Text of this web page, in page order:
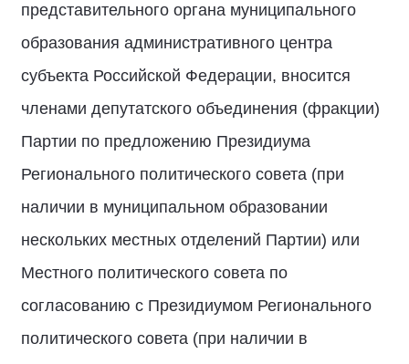
представительного органа муниципального
образования административного центра
субъекта Российской Федерации, вносится
членами депутатского объединения (фракции)
Партии по предложению Президиума
Регионального политического совета (при
наличии в муниципальном образовании
нескольких местных отделений Партии) или
Местного политического совета по
согласованию с Президиумом Регионального
политического совета (при наличии в